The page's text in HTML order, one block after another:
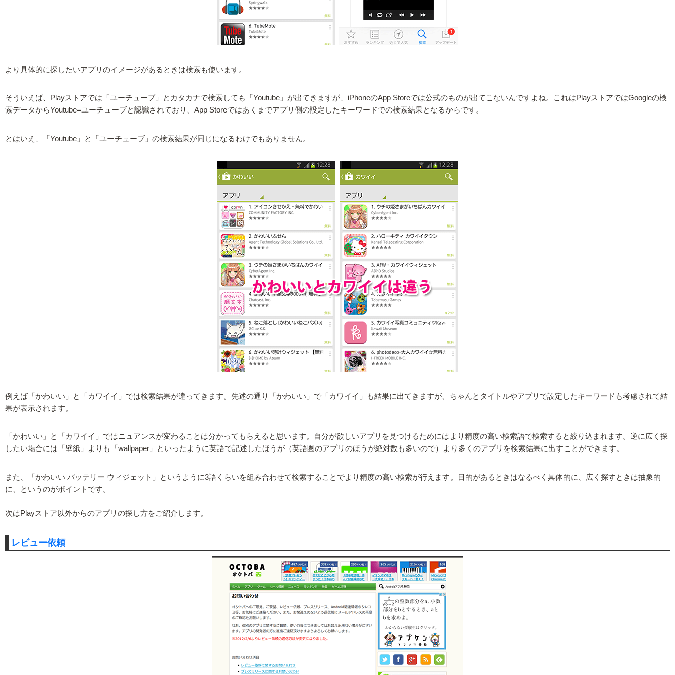
より具体的に探したいアプリのイメージがあるときは検索も使います。
そういえば、Playストアでは「ユーチューブ」とカタカナで検索しても「Youtube」が出てきますが、iPhoneのApp Storeでは公式のものが出てこないんですよね。これはPlayストアではGoogleの検
索データからYoutube=ユーチューブと認識されており、App Storeではあくまでアプリ側の設定したキーワードでの検索結果となるからです。
とはいえ、「Youtube」と「ユーチューブ」の検索結果が同じになるわけでもありません。
例えば「かわいい」と「カワイイ」では検索結果が違ってきます。先述の通り「かわいい」で「カワイイ」も結果に出てきますが、ちゃんとタイトルやアプリで設定したキーワードも考慮されて結
果が表示されます。
「かわいい」と「カワイイ」ではニュアンスが変わることは分かってもらえると思います。自分が欲しいアプリを見つけるためにはより精度の高い検索語で検索すると絞り込まれます。逆に広く探
したい場合には「壁紙」よりも「wallpaper」といったように英語で記述したほうが（英語圏のアプリのほうが絶対数も多いので）より多くのアプリを検索結果に出すことができます。
また、「かわいい バッテリー ウィジェット」というように3語くらいを組み合わせて検索することでより精度の高い検索が行えます。目的があるときはなるべく具体的に、広く探すときは抽象的
に、というのがポイントです。
次はPlayストア以外からのアプリの探し方をご紹介します。
レビュー依頼